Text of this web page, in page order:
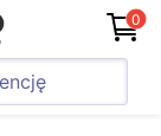
0